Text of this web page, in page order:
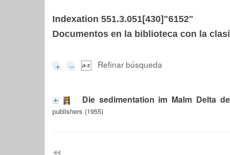
Indexation 551.3.051[430]"6152"
Documentos en la biblioteca con la
Refinar búsqueda
Die sedimentation im Malm Delta
publishers (1955)